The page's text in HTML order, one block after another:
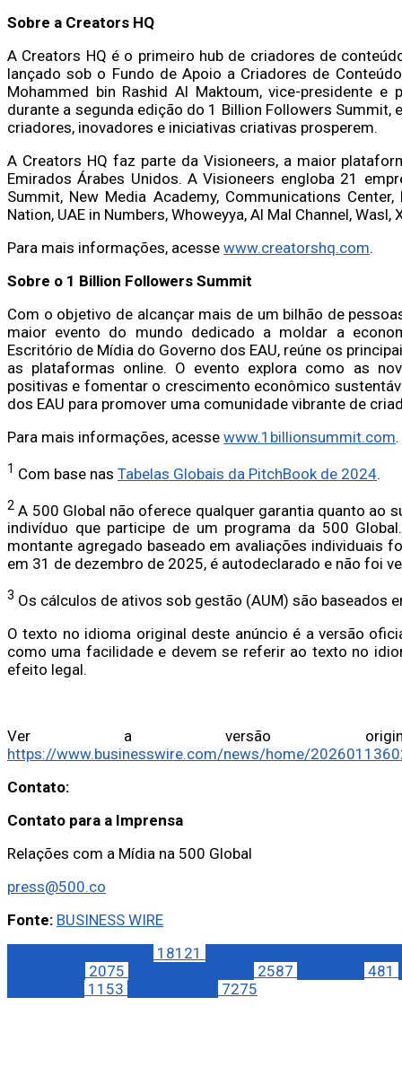
Sobre a Creators HQ
A Creators HQ é o primeiro hub de criadores de
lançado sob o Fundo de Apoio a Criadores de
Mohammed bin Rashid Al Maktoum, vice-presidente e
durante a segunda edição do 1 Billion Followers Summit,
criadores, inovadores e iniciativas criativas prosperem.
A Creators HQ faz parte da Visioneers, a maior
Emirados Árabes Unidos. A Visioneers engloba 21
Summit, New Media Academy, Communications
Nation, UAE in Numbers, Whoweyya, Al Mal Channel, Wasl,
Para mais informações, acesse www.creatorshq.com.
Sobre o 1 Billion Followers Summit
Com o objetivo de alcançar mais de um bilhão de
maior evento do mundo dedicado a moldar a
Escritório de Mídia do Governo dos EAU, reúne os
as plataformas online. O evento explora como as
positivas e fomentar o crescimento econômico
dos EAU para promover uma comunidade vibrante de
Para mais informações, acesse www.1billionsummit.com.
1 Com base nas Tabelas Globais da PitchBook de 2024.
2 A 500 Global não oferece qualquer garantia quanto ao
indivíduo que participe de um programa da 500
montante agregado baseado em avaliações individuais
em 31 de dezembro de 2025, é autodeclarado e não foi
3 Os cálculos de ativos sob gestão (AUM) são baseados
O texto no idioma original deste anúncio é a versão
como uma facilidade e devem se referir ao texto no
efeito legal.
Ver a versão original
https://www.businesswire.com/news/home/
Contato:
Contato para a Imprensa
Relações com a Mídia na 500 Global
press@500.co
Fonte: BUSINESS WIRE
18121
2075 2587 481
1153 7275